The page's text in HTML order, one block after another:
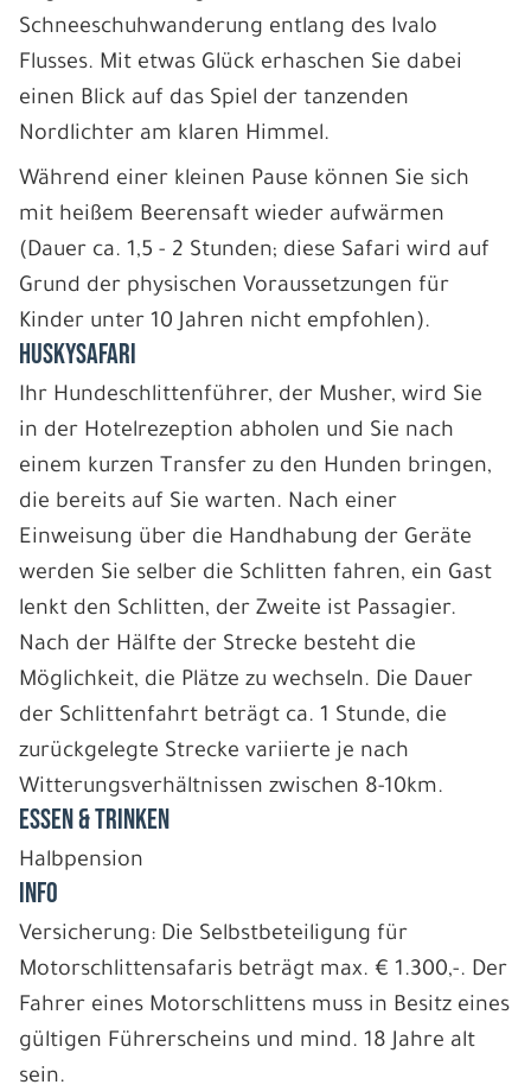
Schneeschuhwanderung entlang des Ivalo
Flusses. Mit etwas Glück erhaschen Sie dabei
einen Blick auf das Spiel der tanzenden
Nordlichter am klaren Himmel.
Während einer kleinen Pause können Sie sich
mit heißem Beerensaft wieder aufwärmen
(Dauer ca. 1,5 - 2 Stunden; diese Safari wird auf
Grund der physischen Voraussetzungen für
Kinder unter 10 Jahren nicht empfohlen).
HUSKYSAFARI
Ihr Hundeschlittenführer, der Musher, wird Sie
in der Hotelrezeption abholen und Sie nach
einem kurzen Transfer zu den Hunden bringen,
die bereits auf Sie warten. Nach einer
Einweisung über die Handhabung der Geräte
werden Sie selber die Schlitten fahren, ein Gast
lenkt den Schlitten, der Zweite ist Passagier.
Nach der Hälfte der Strecke besteht die
Möglichkeit, die Plätze zu wechseln. Die Dauer
der Schlittenfahrt beträgt ca. 1 Stunde, die
zurückgelegte Strecke variierte je nach
Witterungsverhältnissen zwischen 8-10km.
ESSEN & TRINKEN
Halbpension
INFO
Versicherung: Die Selbstbeteiligung für
Motorschlittensafaris beträgt max. € 1.300,-. Der
Fahrer eines Motorschlittens muss in Besitz eines
gültigen Führerscheins und mind. 18 Jahre alt
sein.